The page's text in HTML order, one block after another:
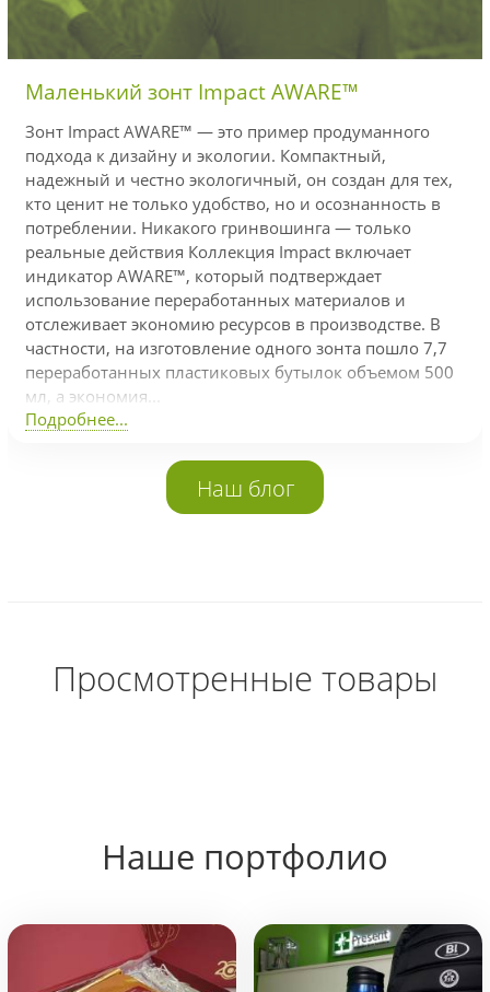
Маленький зонт Impact AWARE™
Зонт Impact AWARE™ — это пример продуманного
подхода к дизайну и экологии. Компактный,
надежный и честно экологичный, он создан для тех,
кто ценит не только удобство, но и осознанность в
потреблении. Никакого гринвошинга — только
реальные действия Коллекция Impact включает
индикатор AWARE™, который подтверждает
использование переработанных материалов и
отслеживает экономию ресурсов в производстве. В
частности, на изготовление одного зонта пошло 7,7
переработанных пластиковых бутылок объемом 500
мл, а экономия...
Подробнее...
Наш блог
Просмотренные товары
Наше портфолио